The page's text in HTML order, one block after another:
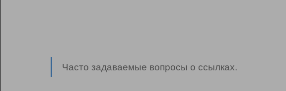
Часто задаваемые вопросы о ссылках.